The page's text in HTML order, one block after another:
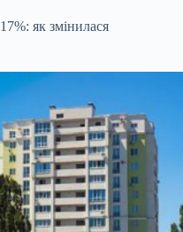
як змінилася